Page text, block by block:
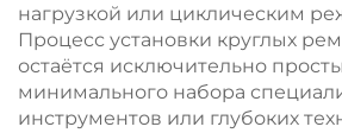
нагрузкой или циклическим
Процесс установки круглых
остаётся исключительно
минимального набора
инструментов или глубоких